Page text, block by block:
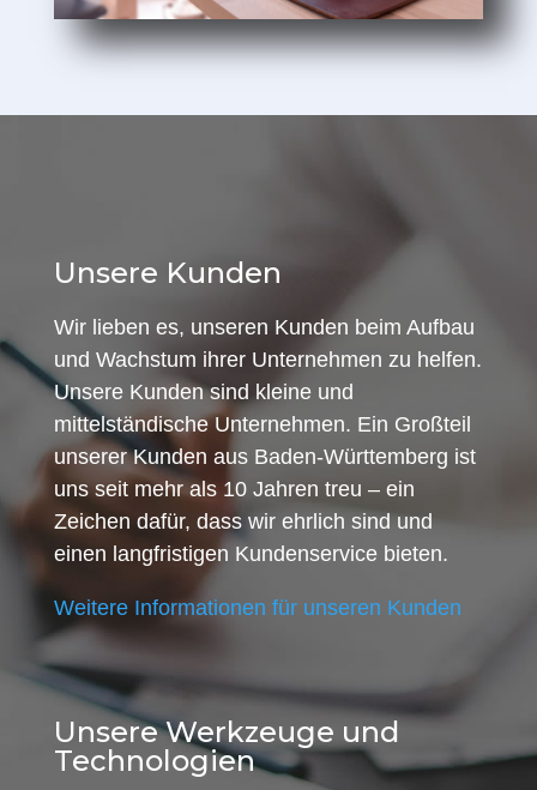
Unsere Kunden
Wir lieben es, unseren Kunden beim Aufbau
und Wachstum ihrer Unternehmen zu helfen.
Unsere Kunden sind kleine und
mittelständische Unternehmen. Ein Großteil
unserer Kunden aus Baden-Württemberg ist
uns seit mehr als 10 Jahren treu – ein
Zeichen dafür, dass wir ehrlich sind und
einen langfristigen Kundenservice bieten.
Weitere Informationen für unseren Kunden
Unsere Werkzeuge und
Technologien